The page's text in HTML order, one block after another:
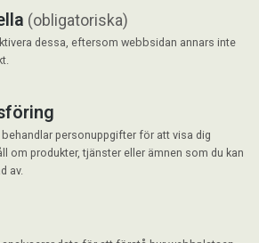
(obligatoriska)
dessa, eftersom webbsidan annars inte
personuppgifter för att visa dig
om produkter, tjänster eller ämnen som du kan
av.